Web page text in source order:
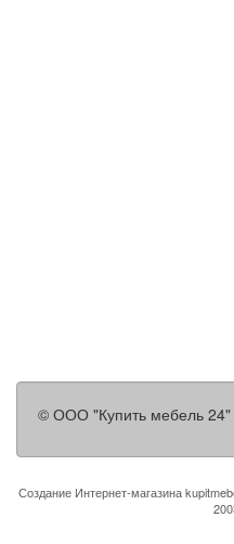
© ООО "Купить мебель 24"
Создание Интернет-магазина